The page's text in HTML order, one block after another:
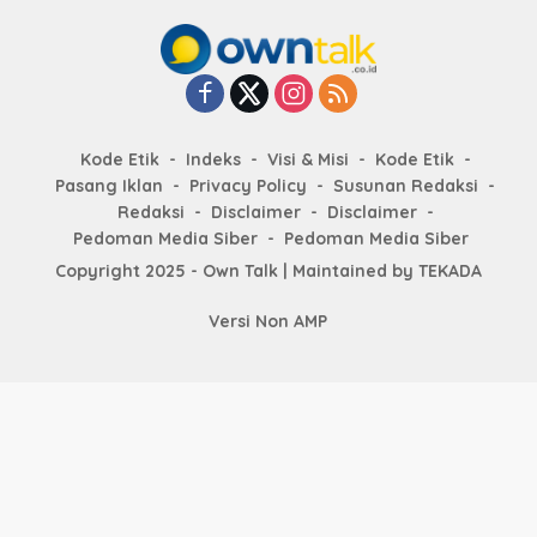
Kode Etik Indeks Visi & Misi
Kode Etik
Pasang Iklan
Privacy Policy
Susunan Redaksi
Redaksi
Disclaimer
Disclaimer
Pedoman Media Siber
Pedoman Media Siber
Copyright 2025 - Own Talk | Maintained by TEKADA
Versi Non AMP